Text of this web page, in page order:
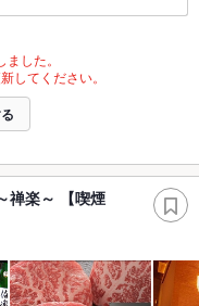
した。
してください。
禅楽～ 【喫煙